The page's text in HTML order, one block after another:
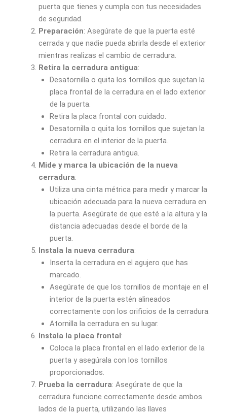
puerta que tienes y cumpla con tus necesidades
de seguridad.
Preparación: Asegúrate de que la puerta esté
cerrada y que nadie pueda abrirla desde el exterior
mientras realizas el cambio de cerradura.
Retira la cerradura antigua:
Desatornilla o quita los tornillos que sujetan la
placa frontal de la cerradura en el lado exterior
de la puerta.
Retira la placa frontal con cuidado.
Desatornilla o quita los tornillos que sujetan la
cerradura en el interior de la puerta.
Retira la cerradura antigua.
Mide y marca la ubicación de la nueva
cerradura:
Utiliza una cinta métrica para medir y marcar la
ubicación adecuada para la nueva cerradura en
la puerta. Asegúrate de que esté a la altura y la
distancia adecuadas desde el borde de la
puerta.
Instala la nueva cerradura:
Inserta la cerradura en el agujero que has
marcado.
Asegúrate de que los tornillos de montaje en el
interior de la puerta estén alineados
correctamente con los orificios de la cerradura.
Atornilla la cerradura en su lugar.
Instala la placa frontal:
Coloca la placa frontal en el lado exterior de la
puerta y asegúrala con los tornillos
proporcionados.
Prueba la cerradura: Asegúrate de que la
cerradura funcione correctamente desde ambos
lados de la puerta, utilizando las llaves